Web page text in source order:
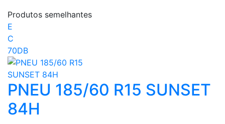
Produtos semelhantes
E
C
70DB
PNEU 185/60 R15 SUNSET
84H